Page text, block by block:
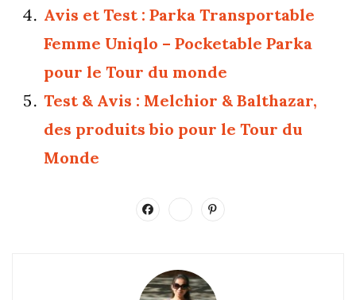
Avis et Test : Parka Transportable
Femme Uniqlo – Pocketable Parka
pour le Tour du monde
Test & Avis : Melchior & Balthazar,
des produits bio pour le Tour du
Monde